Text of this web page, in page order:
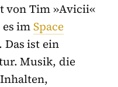
von Tim »Avicii«
es imSpace
Das ist ein
Musik, die